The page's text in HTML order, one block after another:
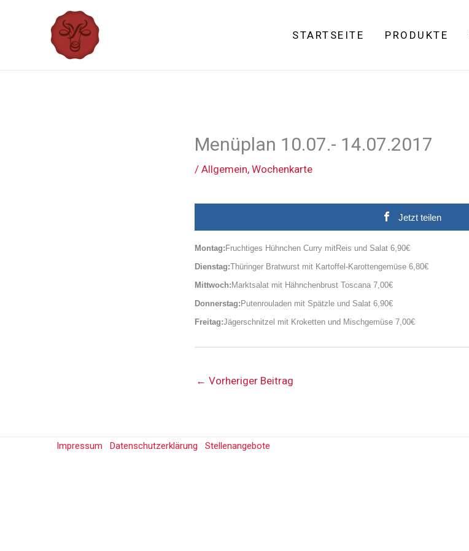
STARTSEITE PRODUKTE
Menüplan 10.07.- 14.07.2017
/ Allgemein, Wochenkarte
Jetzt teilen
Montag: Fruchtiges Hühnchen Curry mitReis und Salat 6,90€
Dienstag:Thüringer Bratwurst mit Kartoffel-Karottengemüse 6,80€
Mittwoch: Marktsalat mit Hähnchenbrust Toscana 7,00€
Donnerstag: Putenrouladen mit Spätzle und Salat 6,90€
Freitag:Jägerschnitzel mit Kroketten und Mischgemüse 7,00€
← Vorheriger Beitrag
Impressum Datenschutzerklärung Stellenangebote